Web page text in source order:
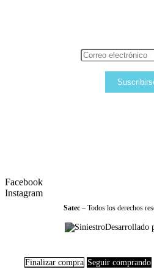
Facebook
Instagram
Satec – Todos los derechos
Desarrollado
Finalizar compra Seguir comprando